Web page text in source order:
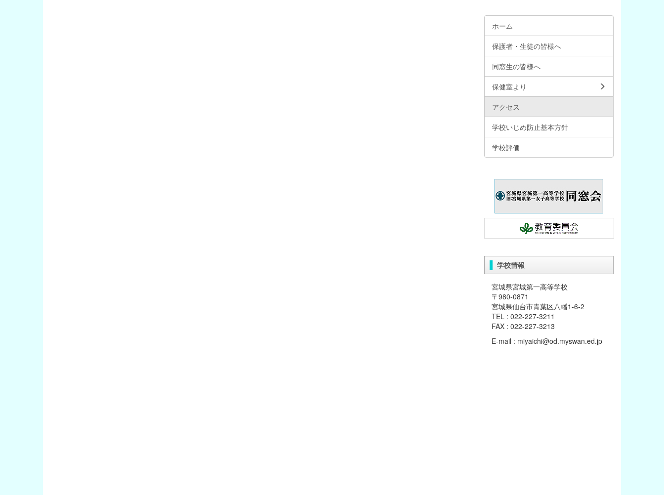
ホーム
保護者・生徒の皆様へ
同窓生の皆様へ
保健室より
アクセス
学校いじめ防止基本方針
学校評価
学校情報
宮城県宮城第一高等学校
〒980-0871
宮城県仙台市青葉区八幡1-6-2
TEL : 022-227-3211
FAX : 022-227-3213
E-mail : miyaichi@od.myswan.ed.jp